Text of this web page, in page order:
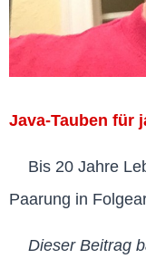
Java-Tauben für
Bis 20 Jahre
Paarung in
Dieser Beitrag